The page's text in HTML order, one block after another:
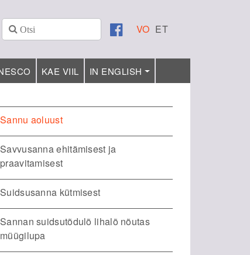
VO ET
KAE VIIL IN ENGLISH
Sannu aoluust
Savvusanna ehitämisest ja
praavitamisest
Suidsusanna kütmisest
Sannan suidsutõdulõ lihalõ nõutas
müügilupa